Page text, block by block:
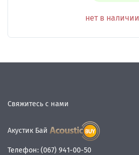
нет в наличии
Свяжитесь с нами
Акустик Бай
Телефон: (067) 941-00-50